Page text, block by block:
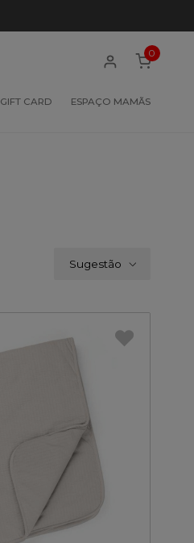
GIFT CARD ESPAÇO MAMÃS
0
Sugestão